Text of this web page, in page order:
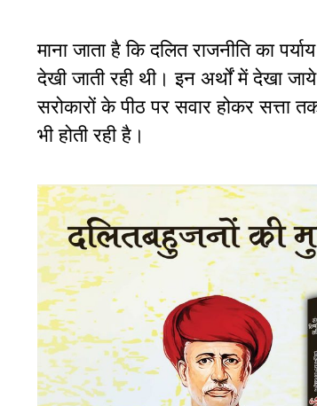
माना जाता है कि दलित राजनीति का
देखी जाती रही थी। इन अर्थों में देखा
सरोकारों के पीठ पर सवार होकर सत्ता
भी होती रही है।